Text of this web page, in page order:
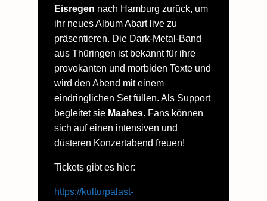
Eisregen nach Hamburg zurück, um
ihr neues Album Abart live zu
präsentieren. Die Dark-Metal-Band
aus Thüringen ist bekannt für ihre
provokanten und morbiden Texte und
wird den Abend mit einem
eindringlichen Set füllen. Als Support
begleitet sie Maahes. Fans können
sich auf einen intensiven und
düsteren Konzertabend freuen!
Tickets gibt es hier:
https://kulturpalast-